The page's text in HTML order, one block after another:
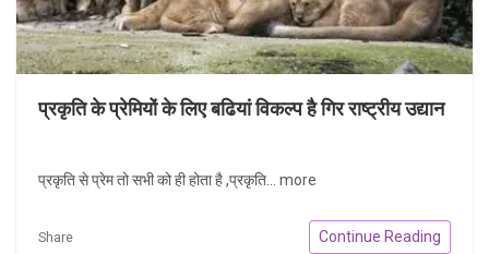
प्रकृति के प्रेमियों के लिए बढियां विकल्प है गिर राष्ट्रीय उद्यान
प्रकृति से प्रेम तो सभी को ही होता है ,प्रकृति... more
Share Continue Reading